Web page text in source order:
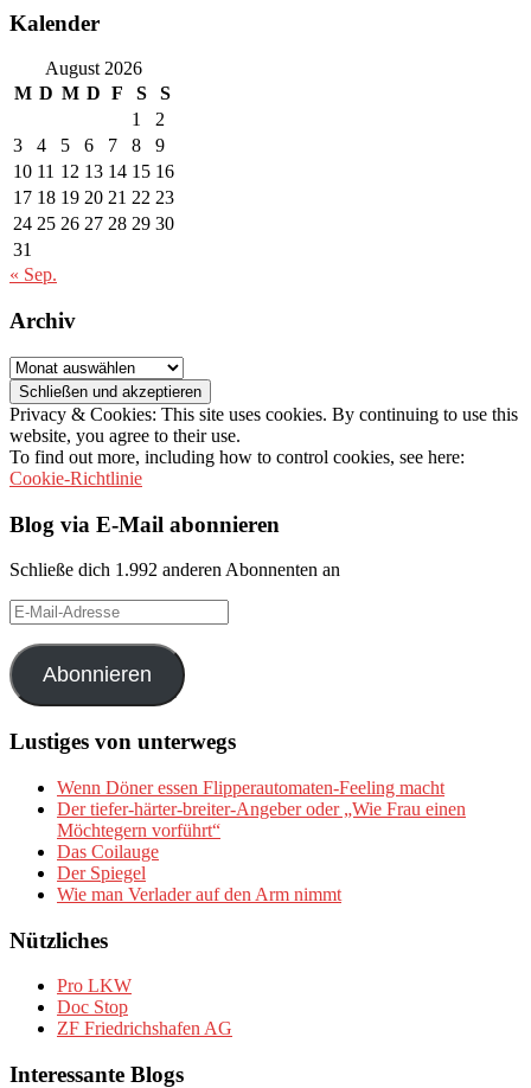
Kalender
August 2026
M D M D F S
S
1
2
3
4 5 6 7 8
9
10 11 12 13 14 15 16
17 18 19 20 21 22 23
24 25 26 27 28 29 30
31
« Sep.
Archiv
Archiv
Privacy & Cookies: This site uses cookies. By continuing to use this
website, you agree to their use.
To find out more, including how to control cookies, see here:
Cookie-Richtlinie
Blog via E-Mail abonnieren
Schließe dich 1.992 anderen Abonnenten an
E-
Mail-
Adresse
Abonnieren
Lustiges von unterwegs
Wenn Döner essen Flipperautomaten-Feeling macht
Der tiefer-härter-breiter-Angeber oder „Wie Frau einen
Möchtegern vorführt“
Das Coilauge
Der Spiegel
Wie man Verlader auf den Arm nimmt
Nützliches
Pro LKW
Doc Stop
ZF Friedrichshafen AG
Interessante Blogs